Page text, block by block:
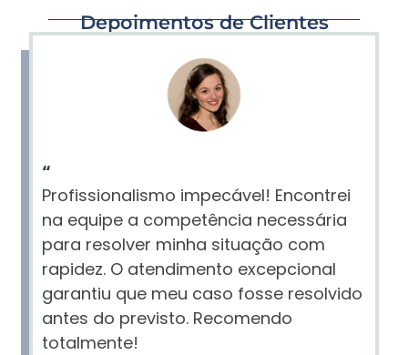
Depoimentos de Clientes
“
Profissionalismo impecável! Encontrei
na equipe a competência necessária
para resolver minha situação com
rapidez. O atendimento excepcional
garantiu que meu caso fosse resolvido
antes do previsto. Recomendo
totalmente!